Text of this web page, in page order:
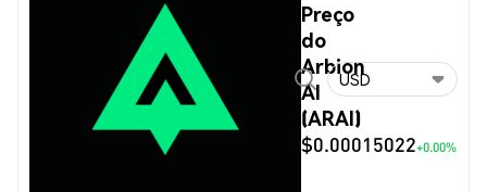
Preço
do
Arbion
AI
(ARAI)
$0.00015022+0.00%
USD